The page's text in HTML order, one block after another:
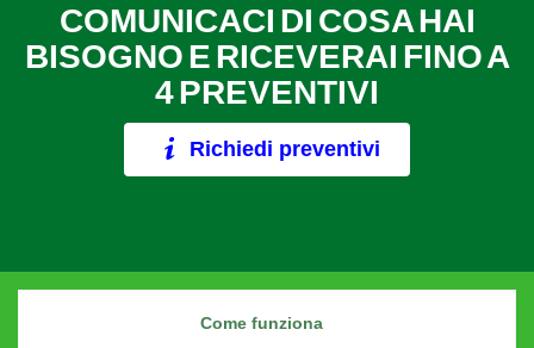
COMUNICACI DI COSA HAI
BISOGNO E RICEVERAI FINO A
4 PREVENTIVI
Richiedi preventivi
Come funziona